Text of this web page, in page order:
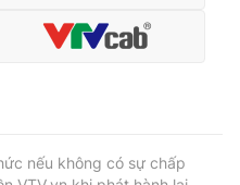
nếu không có sự chấp